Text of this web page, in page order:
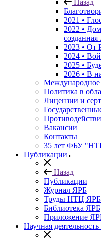
Назад
2021 •
2022 •
2023 • От
2024 •
2025 •
2026 • В
Международное
Политика в
Лицензии и
Вакансии
Контакты
35 лет ФБУ
Публикации
Назад
Публикации
Журнал ЯРБ
Труды НТЦ ЯРБ
Библиотека ЯРБ
Приложение
Научная деятельность